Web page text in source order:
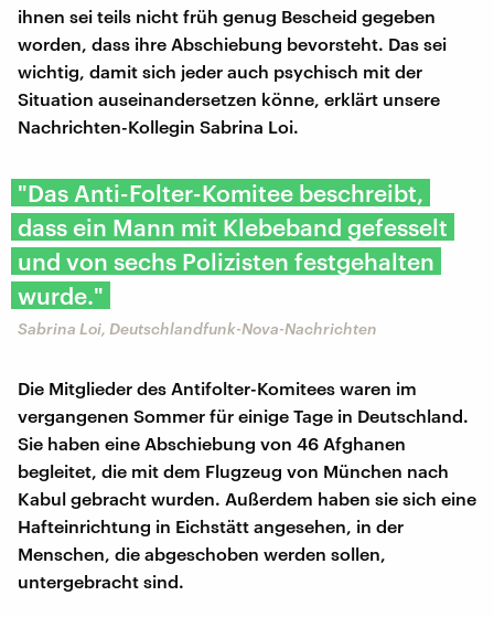
ihnen sei teils nicht früh genug Bescheid gegeben
worden, dass ihre Abschiebung bevorsteht. Das sei
wichtig, damit sich jeder auch psychisch mit der
Situation auseinandersetzen könne, erklärt unsere
Nachrichten-Kollegin Sabrina Loi.
"Das Anti-Folter-Komitee beschreibt,
dass ein Mann mit Klebeband gefesselt
und von sechs Polizisten festgehalten
wurde."
Sabrina Loi, Deutschlandfunk-Nova-Nachrichten
Die Mitglieder des Antifolter-Komitees waren im
vergangenen Sommer für einige Tage in Deutschland.
Sie haben eine Abschiebung von 46 Afghanen
begleitet, die mit dem Flugzeug von München nach
Kabul gebracht wurden. Außerdem haben sie sich eine
Hafteinrichtung in Eichstätt angesehen, in der
Menschen, die abgeschoben werden sollen,
untergebracht sind.